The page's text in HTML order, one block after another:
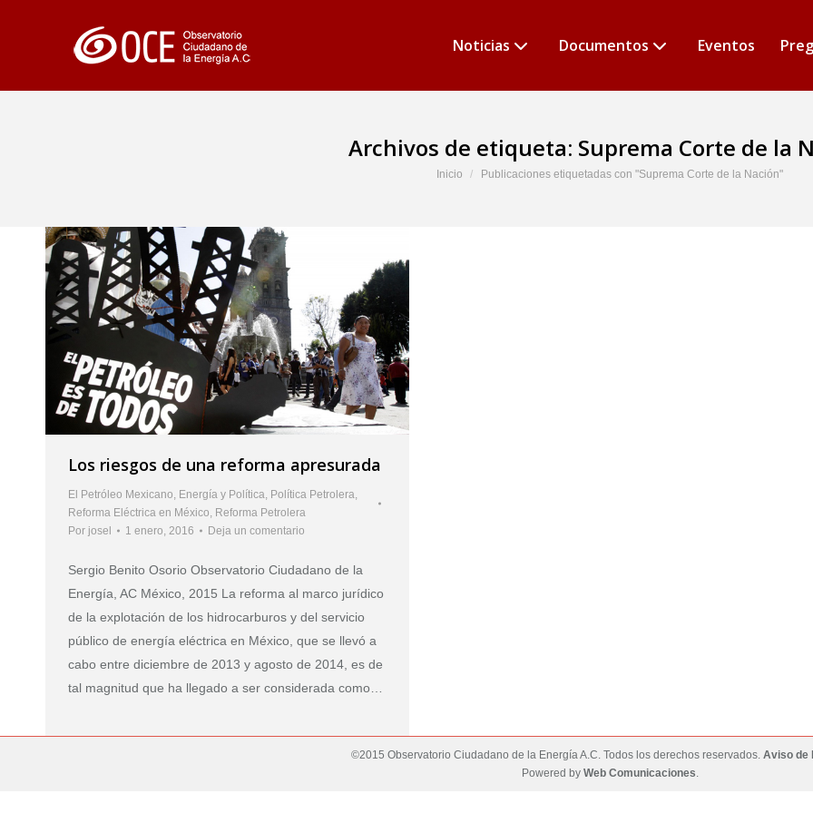
Noticias Documentos Eventos
Archivos de etiqueta: Suprema Corte de la
Estás aquí:
Inicio Publicaciones etiquetadas con "Suprema Corte de la Nación"
Los riesgos de una reforma apresurada
El Petróleo Mexicano, Energía y Política, Política Petrolera,
Reforma Eléctrica en México, Reforma Petrolera
Por josel 1 enero, 2016 Deja un comentario
Sergio Benito Osorio Observatorio Ciudadano de la
Energía, AC México, 2015 La reforma al marco jurídico
de la explotación de los hidrocarburos y del servicio
público de energía eléctrica en México, que se llevó a
cabo entre diciembre de 2013 y agosto de 2014, es de
tal magnitud que ha llegado a ser considerada como…
©2015 Observatorio Ciudadano de la Energía A.C. Todos los derechos reservados. Aviso de
Powered by Web Comunicaciones.